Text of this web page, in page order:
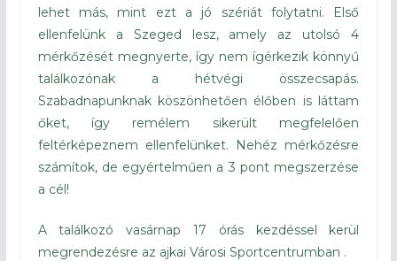
lehet más, mint ezt a jó szériát folytatni. Első
ellenfelünk a Szeged lesz, amely az utolsó 4
mérkőzését megnyerte, így nem ígérkezik könnyű
találkozónak a hétvégi összecsapás.
Szabadnapunknak köszönhetően élőben is láttam
őket, így remélem sikerült megfelelően
feltérképeznem ellenfelünket. Nehéz mérkőzésre
számítok, de egyértelműen a 3 pont megszerzése
a cél!
A találkozó vasárnap 17 órás kezdéssel kerül
megrendezésre az ajkai Városi Sportcentrumban .